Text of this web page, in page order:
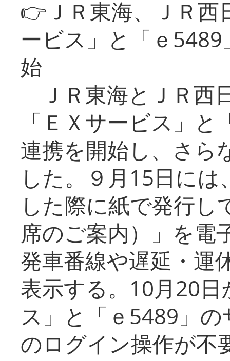
👉ＪＲ東海、ＪＲ
ービス」と「ｅ
始
ＪＲ東海とＪＲ西
「ＥＸサービス」
連携を開始し、さら
した。９月15日に
した際に紙で発行し
席のご案内）」を電
発車番線や遅延・運
表示する。10月20
ス」と「ｅ5489」
のログイン操作が不